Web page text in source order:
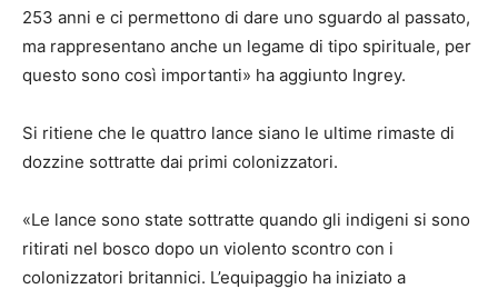
253 anni e ci permettono di dare uno sguardo al passato,
ma rappresentano anche un legame di tipo spirituale, per
questo sono così importanti» ha aggiunto Ingrey.
Si ritiene che le quattro lance siano le ultime rimaste di
dozzine sottratte dai primi colonizzatori.
«Le lance sono state sottratte quando gli indigeni si sono
ritirati nel bosco dopo un violento scontro con i
colonizzatori britannici. L’equipaggio ha iniziato a